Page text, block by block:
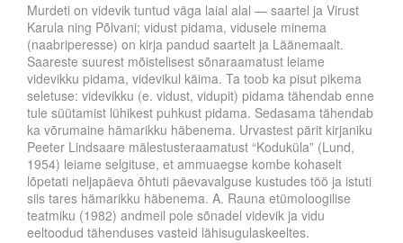
Murdeti on videvik tuntud väga laial alal — saartel ja Virust
Karula ning Põlvani; vidust pidama, vidusele minema
(naabriperesse) on kirja pandud saartelt ja Läänemaalt.
Saareste suurest mõistelisest sõnaraamatust leiame
videvikku pidama, videvikul käima. Ta toob ka pisut pikema
seletuse: videvikku (e. vidust, vidupit) pidama tähendab enne
tule süütamist lühikest puhkust pidama. Sedasama tähendab
ka võrumaine hämarikku häbenema. Urvastest pärit kirjaniku
Peeter Lindsaare mälestusteraamatust “Koduküla” (Lund,
1954) leiame selgituse, et ammuaegse kombe kohaselt
lõpetati neljapäeva õhtuti päevavalguse kustudes töö ja istuti
siis tares hämarikku häbenema. A. Rauna etümoloogilise
teatmiku (1982) andmeil pole sõnadel videvik ja vidu
eeltoodud tähenduses vasteid lähisugulaskeeltes.